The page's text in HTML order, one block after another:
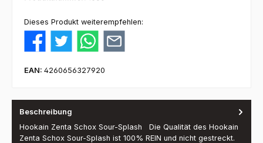
Dieses Produkt weiterempfehlen:
EAN: 4260656327920
Beschreibung
Hookain Zenta Schox Sour-Splash Die Qualität des Hookain
Zenta Schox Sour-Splash ist 100% REIN und nicht gestreckt.